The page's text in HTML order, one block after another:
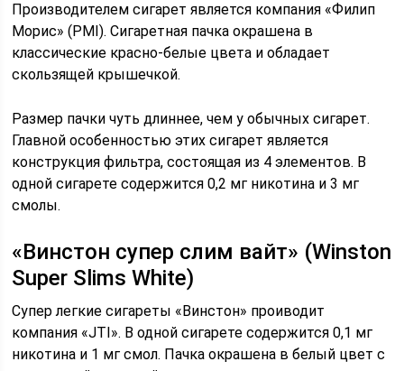
Производителем сигарет является компания «Филип
Морис» (РМІ). Сигаретная пачка окрашена в
классические красно-белые цвета и обладает
скользящей крышечкой.
Размер пачки чуть длиннее, чем у обычных сигарет.
Главной особенностью этих сигарет является
конструкция фильтра, состоящая из 4 элементов. В
одной сигарете содержится 0,2 мг никотина и 3 мг
смолы.
«Винстон супер слим вайт» (Winston
Super Slims White)
Супер легкие сигареты «Винстон» проиводит
компания «JTI». В одной сигарете содержится 0,1 мг
никотина и 1 мг смол. Пачка окрашена в белый цвет с